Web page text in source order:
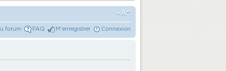
forum FAQ M’enregistrer Connexion